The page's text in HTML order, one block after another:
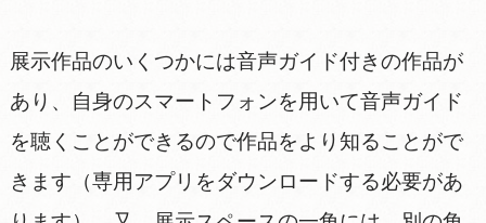
展示作品のいくつかには音声ガイド付きの作品が
あり、自身のスマートフォンを用いて音声ガイド
を聴くことができるので作品をより知ることがで
きます（専用アプリをダウンロードする必要があ